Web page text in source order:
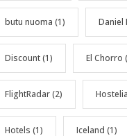
butu nuoma (1) Daniel
Discount(1) El Chorro
FlightRadar(2)
Hotels (1) Iceland (1)